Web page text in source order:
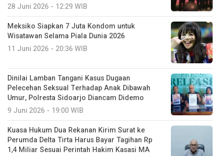
28 Juni 2026 - 12:29 WIB
Meksiko Siapkan 7 Juta Kondom untuk
Wisatawan Selama Piala Dunia 2026
11 Juni 2026 - 20:36 WIB
Dinilai Lamban Tangani Kasus Dugaan
Pelecehan Seksual Terhadap Anak Dibawah
Umur, Polresta Sidoarjo Diancam Didemo
9 Juni 2026 - 19:00 WIB
Kuasa Hukum Dua Rekanan Kirim Surat ke
Perumda Delta Tirta Harus Bayar Tagihan Rp
1,4 Miliar Sesuai Perintah Hakim Kasasi MA